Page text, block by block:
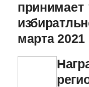
принимает
марта 2021